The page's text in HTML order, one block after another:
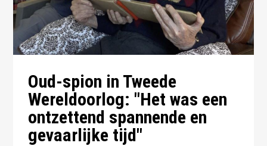
Oud-spion in Tweede
Wereldoorlog: "Het was een
ontzettend spannende en
gevaarlijke tijd"